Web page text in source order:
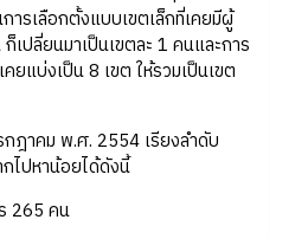
ารเลือกตั้งแบบเขตเล็กที่เคยมีผู้
เปลี่ยนมาเป็นเขตละ 1 คนและการ
แบ่งเป็น 8 เขต ให้รวมเป็นเขต
ฎาคม พ.ศ. 2554 เรียงลำดับ
ไปหาน้อยได้ดังนี้
265 คน